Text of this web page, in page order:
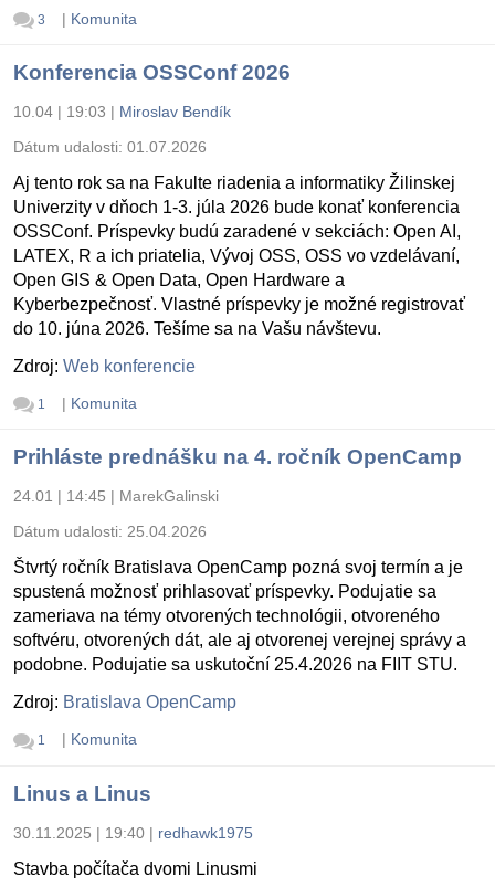
3 | Komunita
Konferencia OSSConf 2026
10.04 | 19:03 | Miroslav Bendík
Dátum udalosti: 01.07.2026
Aj tento rok sa na Fakulte riadenia a informatiky Žilinskej
Univerzity v dňoch 1-3. júla 2026 bude konať konferencia
OSSConf. Príspevky budú zaradené v sekciách: Open AI,
LATEX, R a ich priatelia, Vývoj OSS, OSS vo vzdelávaní,
Open GIS & Open Data, Open Hardware a
Kyberbezpečnosť. Vlastné príspevky je možné registrovať
do 10. júna 2026. Tešíme sa na Vašu návštevu.
Zdroj: Web konferencie
1 | Komunita
Prihláste prednášku na 4. ročník OpenCamp
24.01 | 14:45 | MarekGalinski
Dátum udalosti: 25.04.2026
Štvrtý ročník Bratislava OpenCamp pozná svoj termín a je
spustená možnosť prihlasovať príspevky. Podujatie sa
zameriava na témy otvorených technológii, otvoreného
softvéru, otvorených dát, ale aj otvorenej verejnej správy a
podobne. Podujatie sa uskutoční 25.4.2026 na FIIT STU.
Zdroj: Bratislava OpenCamp
1 | Komunita
Linus a Linus
30.11.2025 | 19:40 | redhawk1975
Stavba počítača dvomi Linusmi